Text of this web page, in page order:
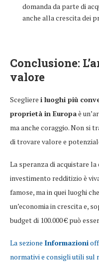
domanda da parte di
anche alla crescita dei
Conclusione:
valore
Scegliere i luoghi più
proprietà in Europaè
ma anche coraggio. Non si
di trovare valore e
La speranza di acquistare la
investimento redditizio è
famose, ma in quei luoghi
un’economia in crescita e,
budget di 100.000 € può
La sezione Informazioni
normativi e consigli utili sul